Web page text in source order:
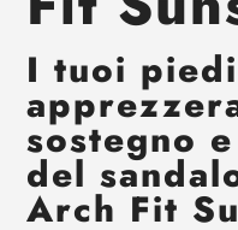
carrello
I tuoi piedi
sostegno
del
Arch Fit